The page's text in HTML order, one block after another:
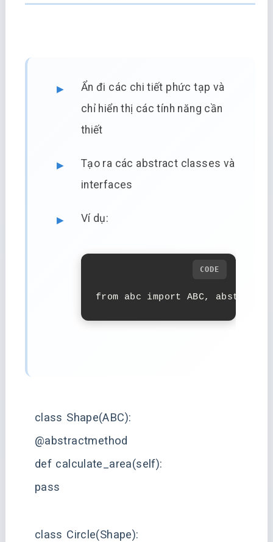
Ẩn đi các chi tiết phức tạp và
chỉ hiển thị các tính năng cần
thiết
Tạo ra các abstract classes và
interfaces
Ví dụ:
from abc import ABC,
class Shape(ABC):
@abstractmethod
def calculate_area(self):
pass
class Circle(Shape):